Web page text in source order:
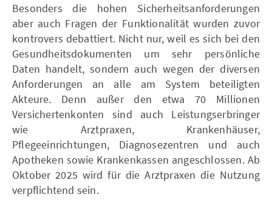
Besonders die hohen Sicherheitsanforderungen
aber auch Fragen der Funktionalität wurden zuvor
kontrovers debattiert. Nicht nur, weil es sich bei den
Gesundheitsdokumenten um sehr persönliche
Daten handelt, sondern auch wegen der diversen
Anforderungen an alle am System beteiligten
Akteure. Denn außer den etwa 70 Millionen
Versichertenkonten sind auch Leistungserbringer
wie Arztpraxen, Krankenhäuser,
Pflegeeinrichtungen, Diagnosezentren und auch
Apotheken sowie Krankenkassen angeschlossen. Ab
Oktober 2025 wird für die Arztpraxen die Nutzung
verpflichtend sein.